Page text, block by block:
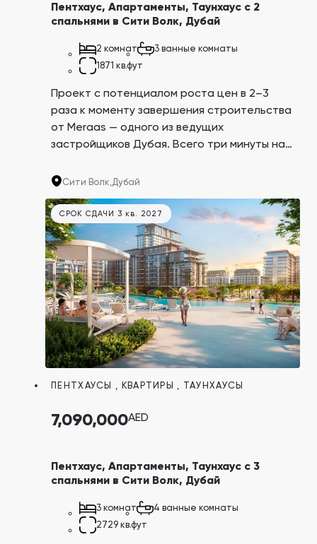
Пентхаус, Апартаменты, Таунхаус с 2
спальнями в Сити Волк, Дубай
2 комнат
3 ванные комнаты
1871 кв.фут
Проект с потенциалом роста цен в 2–3
раза к моменту завершения строительства
от Meraas — одного из ведущих
застройщиков Дубая. Всего три минуты на
центра в мире Dubai Mall и небоскреба Burj
Сити Волк,Дубай
СРОК СДАЧИ 3 кв. 2027
ПЕНТХАУСЫ , КВАРТИРЫ , ТАУНХАУСЫ
7,090,000AED
Пентхаус, Апартаменты, Таунхаус с 3
спальнями в Сити Волк, Дубай
3 комнат
4 ванные комнаты
2729 кв.фут